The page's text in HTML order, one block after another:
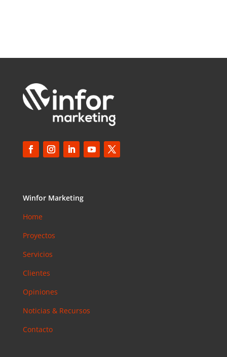
Winfor Marketing
Home
Proyectos
Servicios
Clientes
Opiniones
Noticias & Recursos
Contacto